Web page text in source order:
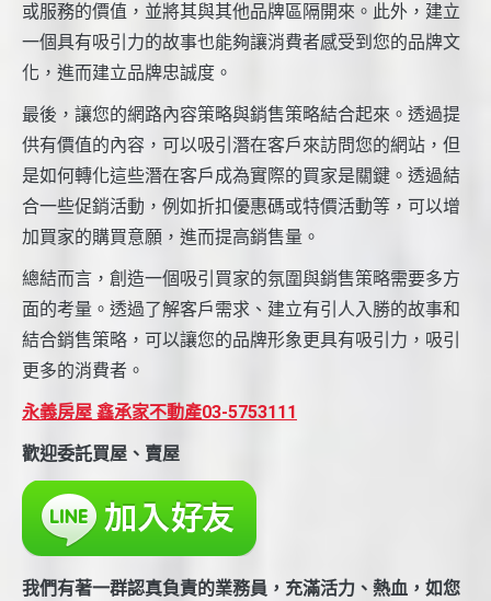
或服務的價值，並將其與其他品牌區隔開來。此外，建立
一個具有吸引力的故事也能夠讓消費者感受到您的品牌文
化，進而建立品牌忠誠度。
最後，讓您的網路內容策略與銷售策略結合起來。透過提
供有價值的內容，可以吸引潛在客戶來訪問您的網站，但
是如何轉化這些潛在客戶成為實際的買家是關鍵。透過結
合一些促銷活動，例如折扣優惠碼或特價活動等，可以增
加買家的購買意願，進而提高銷售量。
總結而言，創造一個吸引買家的氛圍與銷售策略需要多方
面的考量。透過了解客戶需求、建立有引人入勝的故事和
結合銷售策略，可以讓您的品牌形象更具有吸引力，吸引
更多的消費者。
永義房屋 鑫承家不動產03-5753111
歡迎委託買屋、賣屋
我們有著一群認真負責的業務員，充滿活力、熱血，如您